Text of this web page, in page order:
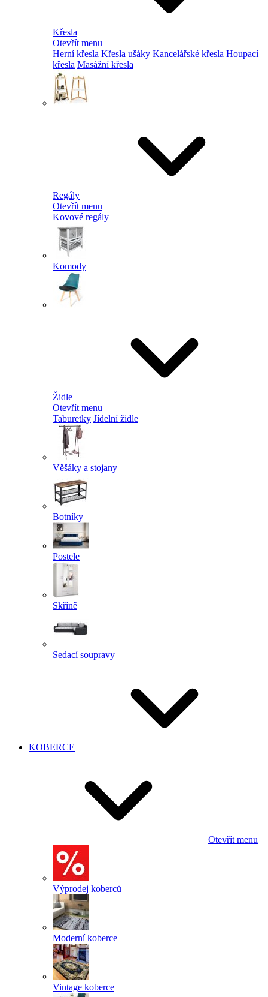
Křesla
Otevřít menu
Herní křesla Křesla ušáky Kancelářské křesla Houpací
křesla Masážní křesla
Regály
Otevřít menu
Kovové regály
Komody
Židle
Otevřít menu
Taburetky Jídelní židle
Věšáky a stojany
Botníky
Postele
Skříně
Sedací soupravy
KOBERCE
Otevřít menu
Výprodej koberců
Moderní koberce
Vintage koberce